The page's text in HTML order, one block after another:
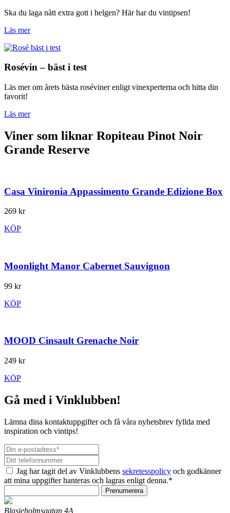
Ska du laga nått extra gott i helgen? Här har du vintipsen!
Läs mer
Rosévin – bäst i test
Läs mer om årets bästa roséviner enligt vinexperterna och hitta din
favorit!
Läs mer
Viner som liknar Ropiteau Pinot Noir
Grande Reserve
Casa Vinironia Appassimento Grande Edizione Box
269 kr
KÖP
Moonlight Manor Cabernet Sauvignon
99 kr
KÖP
MOOD Cinsault Grenache Noir
249 kr
KÖP
Gå med i Vinklubben!
Lämna dina kontaktuppgifter och få våra nyhetsbrev fyllda med
inspiration och vintips!
Jag har tagit del av Vinklubbens sekretesspolicy och godkänner
att mina uppgifter hanteras och lagras enligt denna.*
Prenumerera
Blasieholmsgatan 4A